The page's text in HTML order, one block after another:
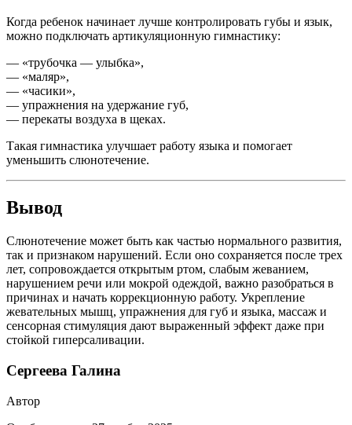
Когда ребенок начинает лучше контролировать губы и язык,
можно подключать артикуляционную гимнастику:
— «трубочка — улыбка»,
— «маляр»,
— «часики»,
— упражнения на удержание губ,
— перекаты воздуха в щеках.
Такая гимнастика улучшает работу языка и помогает
уменьшить слюнотечение.
Вывод
Слюнотечение может быть как частью нормального развития,
так и признаком нарушений. Если оно сохраняется после трех
лет, сопровождается открытым ртом, слабым жеванием,
нарушением речи или мокрой одеждой, важно разобраться в
причинах и начать коррекционную работу. Укрепление
жевательных мышц, упражнения для губ и языка, массаж и
сенсорная стимуляция дают выраженный эффект даже при
стойкой гиперсаливации.
Сергеева Галина
Автор